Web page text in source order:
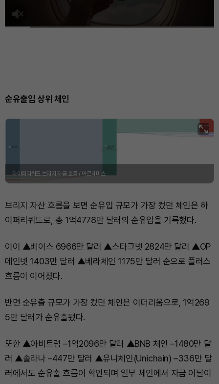
순유출입 상위 체인
하이퍼리퀴드 브리지 자금 흐름 / 아르테미스
브리지 자산 흐름을 보면 순유입 규모가 가장 컸던 체인은 하
이퍼리퀴드로, 총 1억4778만 달러의 순유입을 기록했다.
이어 ▲베이스 6966만 달러 ▲스타크넷 2824만 달러 ▲OP
메인넷 1403만 달러 ▲베라체인 1175만 달러 순으로 플러스
흐름이 이어졌다.
반면 순유출 규모가 가장 컸던 체인은 이더리움으로, 1억269
5만 달러가 순유출됐다.
또한 ▲아비트럼 –1억2096만 달러 ▲BNB 체인 –1480만 달
러 ▲솔라나 –447만 달러 ▲유니체인(Unichain) –336만 달
러에서도 순유출 흐름이 확인되며 일부 체인에서 자금 이탈이